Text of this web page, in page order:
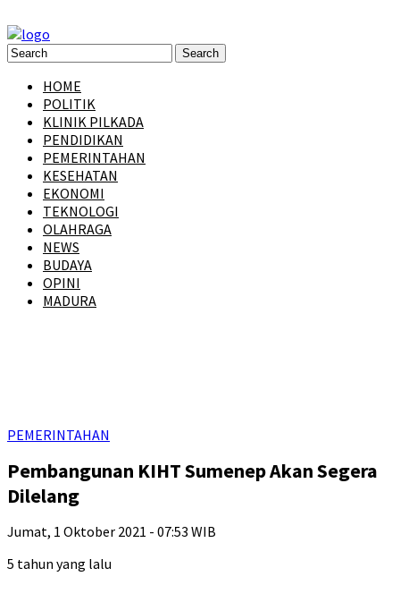
HOME
POLITIK
KLINIK PILKADA
PENDIDIKAN
PEMERINTAHAN
KESEHATAN
EKONOMI
TEKNOLOGI
OLAHRAGA
NEWS
BUDAYA
OPINI
MADURA
PEMERINTAHAN
Pembangunan KIHT Sumenep Akan Segera
Dilelang
Jumat, 1 Oktober 2021 - 07:53 WIB
5 tahun yang lalu